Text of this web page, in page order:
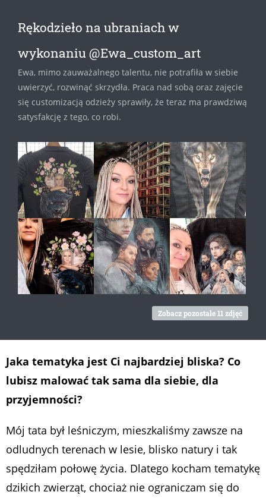
Rękodzieło na ubraniach w
wykonaniu @Ewa_custom_art
Ewa, mimo zauważalnego talentu, nie potrafiła w siebie
uwierzyć, rozwinąć skrzydła. Praca nad sobą oraz zajęcie
się customizacją odzieży sprawiły, że teraz ma prawdziwą
satysfakcję z tego, co robi.
Zobacz pozostałe 11 zdjęć
Jaka tematyka jest Ci najbardziej bliska? Co
lubisz malować tak sama dla siebie, dla
przyjemności?
Mój tata był leśniczym, mieszkaliśmy zawsze na
odludnych terenach w lesie, blisko natury i tak
spędziłam połowę życia. Dlatego kocham tematykę
dzikich zwierząt, chociaż nie ograniczam się do